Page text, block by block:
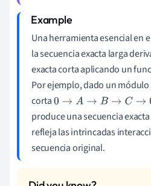
Una herramienta esencial en
la secuencia exacta larga
exacta corta aplicando un
Por ejemplo, dado un módulo
corta0→A→ B→ C→ 0
produce una secuencia
refleja las intrincadas
secuencia original.